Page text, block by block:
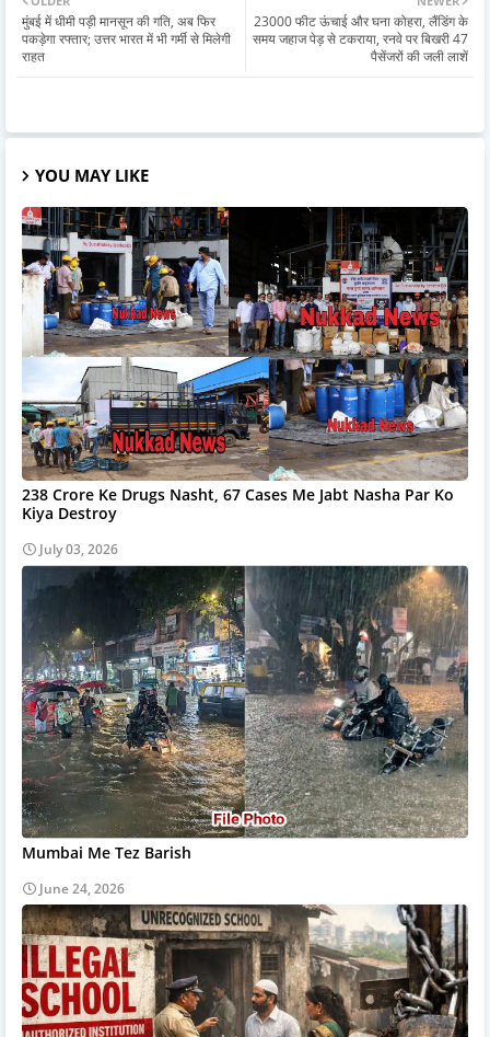
23000 फीट ऊंचाई और घना कोहरा, लैंडिंग के
समय जहाज पेड़ से टकराया, रनवे पर बिखरी 47
पैसेंजरों की जली लाशें
मुंबई में धीमी पड़ी मानसून की गति, अब फिर
पकड़ेगा रफ्तार; उत्तर भारत में भी गर्मी से मिलेगी
राहत
YOU MAY LIKE
238 Crore Ke Drugs Nasht, 67 Cases Me Jabt Nasha Par Ko
Kiya Destroy
July 03, 2026
Mumbai Me Tez Barish
June 24, 2026